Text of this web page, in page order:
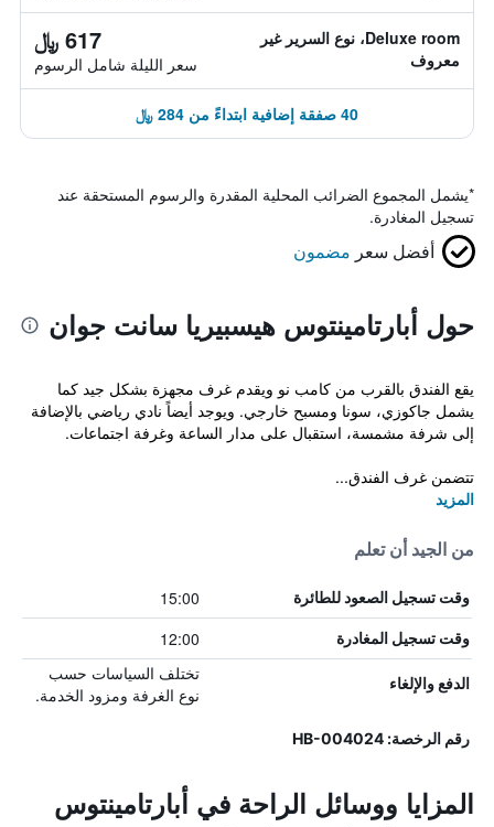
Deluxe room، نوع السرير غير
معروف
617 ﷼
سعر الليلة شامل الرسوم
40 صفقة إضافية ابتداءً من 284 ﷼
*يشمل المجموع الضرائب المحلية المقدرة والرسوم المستحقة عند
تسجيل المغادرة.
أفضل سعر مضمون
حول أبارتامينتوس هيسبيريا سانت جوان
يقع الفندق بالقرب من كامب نو ويقدم غرف مجهزة بشكل جيد كما
يشمل جاكوزي، سونا ومسبح خارجي. ويوجد أيضاً نادي رياضي بالإضافة
إلى شرفة مشمسة، استقبال على مدار الساعة وغرفة اجتماعات.
تتضمن غرف الفندق...
المزيد
من الجيد أن تعلم
وقت تسجيل الصعود للطائرة 15:00
وقت تسجيل المغادرة 12:00
الدفع والإلغاء
تختلف السياسات حسب
نوع الغرفة ومزود الخدمة.
رقم الرخصة: HB-004024
المزايا ووسائل الراحة في أبارتامينتوس